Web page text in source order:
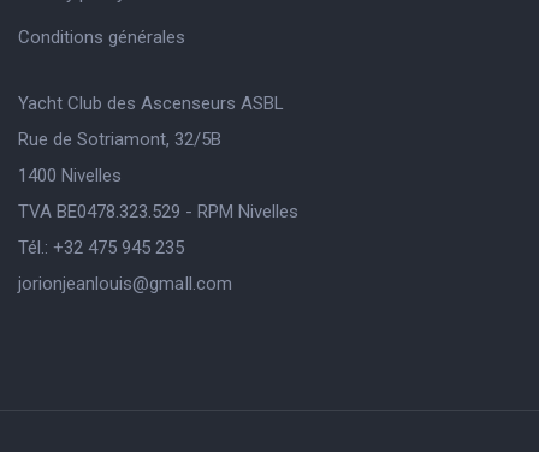
Conditions générales
Yacht Club des Ascenseurs ASBL
Rue de Sotriamont, 32/5B
1400 Nivelles
TVA BE0478.323.529 - RPM Nivelles
Tél.: +32 475 945 235
jorionjeanlouis@gmaIl.com